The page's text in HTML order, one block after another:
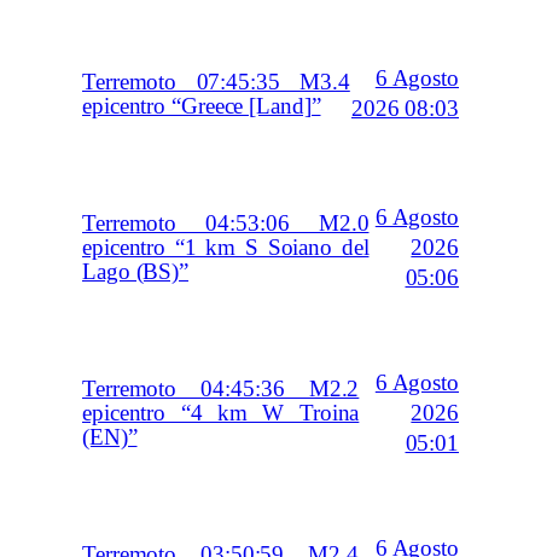
Terremoto 07:45:35 M3.4
epicentro “Greece [Land]”
6 Agosto
2026 08:03
Terremoto 04:53:06 M2.0
epicentro “1 km S Soiano del
Lago (BS)”
6 Agosto
2026
05:06
Terremoto 04:45:36 M2.2
epicentro “4 km W Troina
(EN)”
6 Agosto
2026
05:01
6 Agosto